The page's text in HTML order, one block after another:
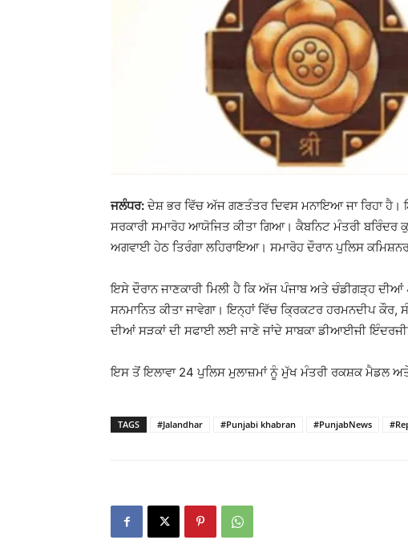
ਜਲੰਧਰ: ਦੇਸ਼ ਭਰ ਵਿੱਚ ਅੱਜ ਗਣਤੰਤਰ ਦਿਵਸ ਮਨਾਇਆ ਜਾ ਰਿਹਾ
ਸਰਕਾਰੀ ਸਮਾਰੋਹ ਆਯੋਜਿਤ ਕੀਤਾ ਗਿਆ। ਕੈਬਨਿਟ ਮੰਤਰੀ ਬਰਿੰਦਰ
ਅਗਵਾਈ ਹੇਠ ਤਿਰੰਗਾ ਲਹਿਰਾਇਆ। ਸਮਾਰੋਹ ਦੌਰਾਨ ਪੁਲਿਸ
ਇਸੇ ਦੌਰਾਨ ਜਾਣਕਾਰੀ ਮਿਲੀ ਹੈ ਕਿ ਅੱਜ ਪੰਜਾਬ ਅਤੇ ਚੰਡੀਗੜ੍ਹ
ਸਨਮਾਨਿਤ ਕੀਤਾ ਜਾਵੇਗਾ। ਇਨ੍ਹਾਂ ਵਿੱਚ ਕ੍ਰਿਕਟਰ ਹਰਮਨਦੀਪ
ਦੀਆਂ ਸੜਕਾਂ ਦੀ ਸਫਾਈ ਲਈ ਜਾਣੇ ਜਾਂਦੇ ਸਾਬਕਾ ਡੀਆਈਜੀ
ਇਸ ਤੋਂ ਇਲਾਵਾ 24 ਪੁਲਿਸ ਮੁਲਾਜ਼ਮਾਂ ਨੂੰ ਮੁੱਖ ਮੰਤਰੀ ਰਕਸ਼ਕ ਮੈਡਲ ਅਤੇ
TAGS #Jalandhar #Punjabi khabran #PunjabNews